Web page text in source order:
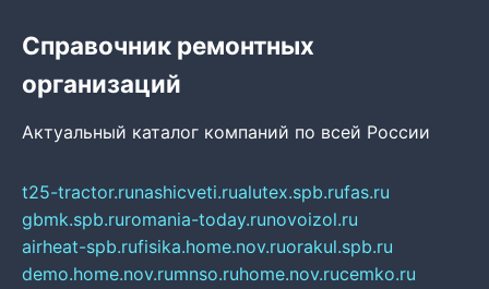
Справочник ремонтных
организаций
Актуальный каталог компаний по всей России
t25-tractor.runashicveti.rualutex.spb.rufas.ru
gbmk.spb.ruromania-today.runovoizol.ru
airheat-spb.rufisika.home.nov.ruorakul.spb.ru
demo.home.nov.rumnso.ruhome.nov.rucemko.ru